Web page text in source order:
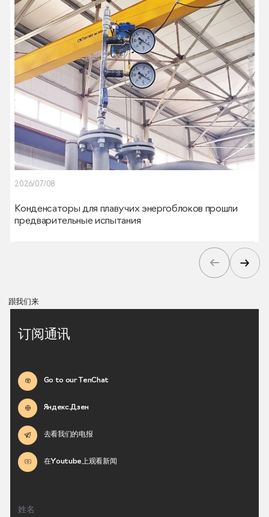
2026/07/08
Конденсаторы для плавучих энергоблоков прошли
предварительные испытания
跟我们来
订阅通讯
Go to our TenChat
Яндекс.Дзен
去看我们的电报
在Youtube上观看新闻